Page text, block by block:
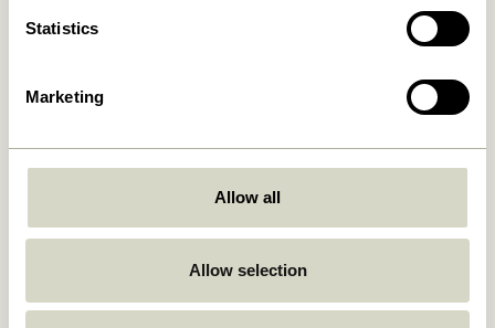
Statistics
Marketing
Allow all
Allow selection
559,00kr.
Current Kurv Natur/Sort
669,00kr.